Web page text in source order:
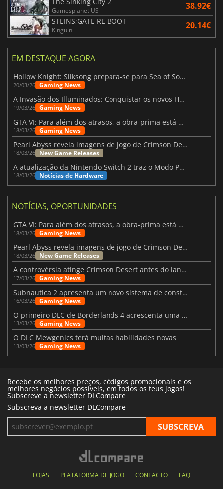
Gamesplanet US 38.92€
STEINS;GATE RE BOOT
Kinguin 20.14€
EM DESTAQUE AGORA
Hollow Knight: Silksong prepara-se para Sea of Sorrow com um patch
20/03/26 Gaming News
A Invasão dos Illuminados: Conquistar os novos Helldivers 2 Atualização!
19/03/26 Gaming News
GTA VI: Para além dos atrasos, a obra-prima está quase a chegar
18/03/26 Gaming News
Pearl Abyss revela imagens de jogo de Crimson Desert para a PS5
18/03/26 New Game Releases
A atualização da Nintendo Switch 2 traz o Modo Portátil aos jogos mais antigos da Switch
18/03/26 Notícias de Hardware
NOTÍCIAS, OPORTUNIDADES
GTA VI: Para além dos atrasos, a obra-prima está quase a chegar
18/03/26 Gaming News
Pearl Abyss revela imagens de jogo de Crimson Desert para a PS5
18/03/26 New Game Releases
A controvérsia atinge Crimson Desert antes do lançamento
17/03/26 Gaming News
Subnautica 2 apresenta um novo sistema de construção de bases
16/03/26 Gaming News
O primeiro DLC de Borderlands 4 acrescenta uma nova personagem e muito mais
13/03/26 Gaming News
O DLC Mewgenics terá muitas habilidades novas
13/03/26 Gaming News
Recebe os melhores preços, códigos promocionais e os
melhores negócios possíveis, em todos os teus jogos!
Subscreve a newsletter DLCompare
Subscreva a newsletter DLCompare
LOJAS PLATAFORMA DE JOGO CONTACTO FAQ